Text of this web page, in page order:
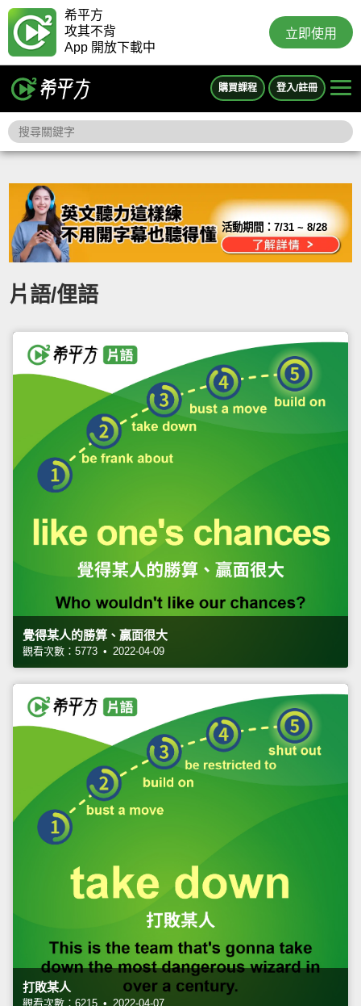
希平方
攻其不背
App 開放下載中
立即使用
購買課程 登入/註冊
活動期間：7/31 ~ 8/28
片語/俚語
覺得某人的勝算、贏面很大
觀看次數：5773 • 2022-04-09
打敗某人
觀看次數：6215 • 2022-04-07